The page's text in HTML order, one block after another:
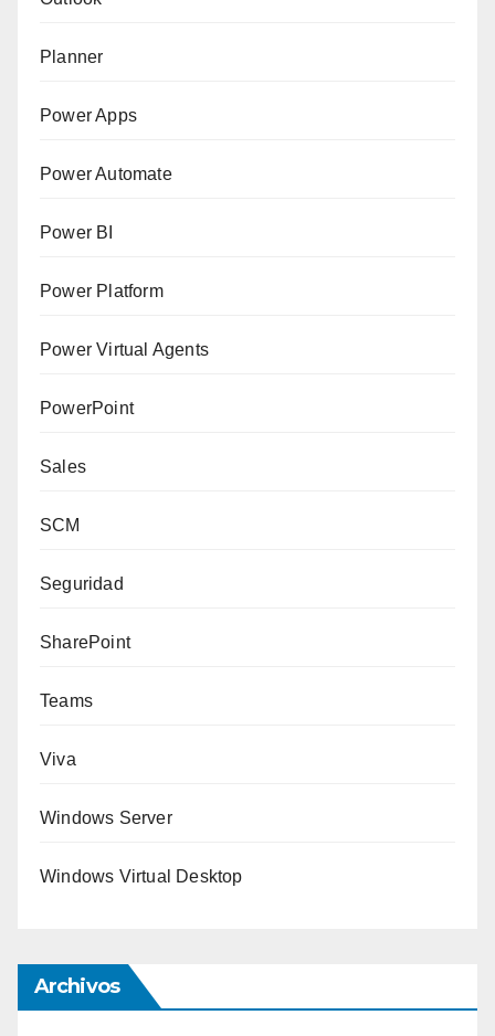
Planner
Power Apps
Power Automate
Power BI
Power Platform
Power Virtual Agents
PowerPoint
Sales
SCM
Seguridad
SharePoint
Teams
Viva
Windows Server
Windows Virtual Desktop
Archivos